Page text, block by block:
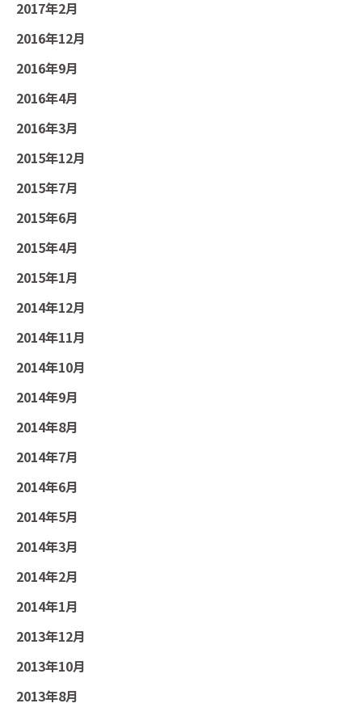
2017年2月
2016年12月
2016年9月
2016年4月
2016年3月
2015年12月
2015年7月
2015年6月
2015年4月
2015年1月
2014年12月
2014年11月
2014年10月
2014年9月
2014年8月
2014年7月
2014年6月
2014年5月
2014年3月
2014年2月
2014年1月
2013年12月
2013年10月
2013年8月